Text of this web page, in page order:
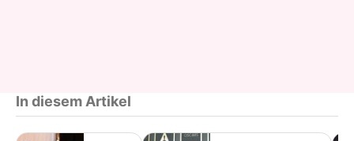
In diesem Artikel